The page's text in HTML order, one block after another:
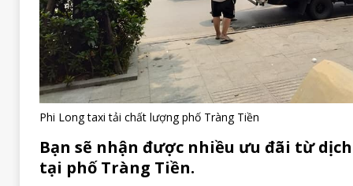
Phi Long taxi tải chất lượng phố Tràng Tiền
Bạn sẽ nhận được nhiều ưu đãi từ
tại phố Tràng Tiền.